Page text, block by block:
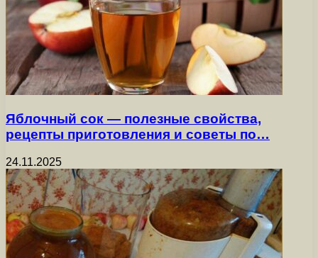
Яблочный сок — полезные свойства,
рецепты приготовления и советы по…
24.11.2025